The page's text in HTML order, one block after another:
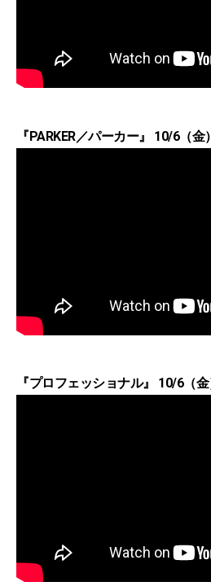
『PARKER／パーカー』 10/6（
『プロフェッショナル』 10/6（